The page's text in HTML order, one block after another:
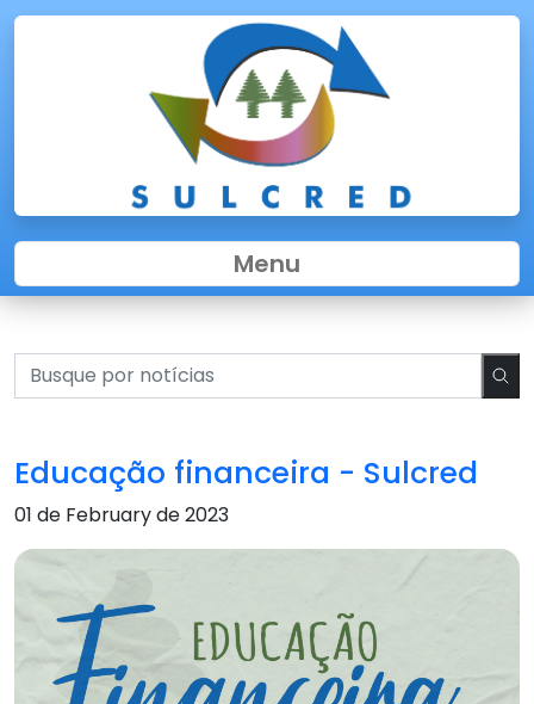
Menu
Educação financeira - Sulcred
01 de February de 2023